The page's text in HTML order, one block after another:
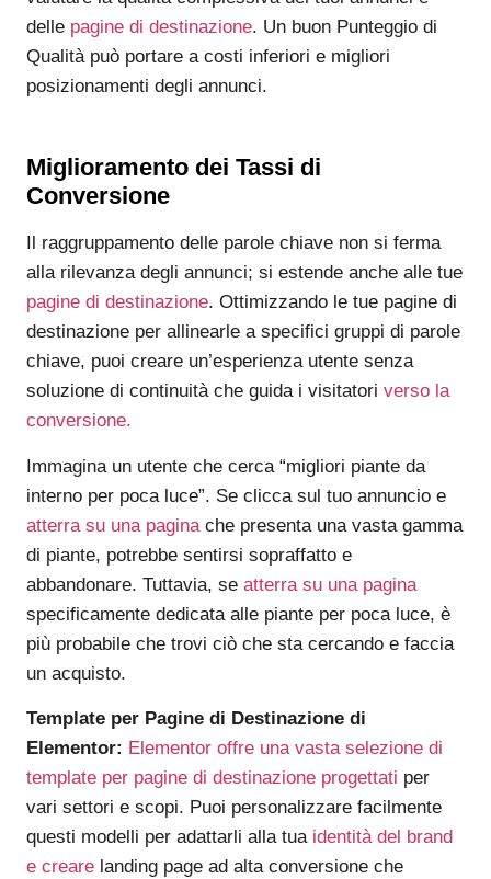
delle pagine di destinazione. Un buon Punteggio di
Qualità può portare a costi inferiori e migliori
posizionamenti degli annunci.
Miglioramento dei Tassi di
Conversione
Il raggruppamento delle parole chiave non si ferma
alla rilevanza degli annunci; si estende anche alle tue
pagine di destinazione. Ottimizzando le tue pagine di
destinazione per allinearle a specifici gruppi di parole
chiave, puoi creare un’esperienza utente senza
soluzione di continuità che guida i visitatori verso la
conversione.
Immagina un utente che cerca “migliori piante da
interno per poca luce”. Se clicca sul tuo annuncio e
atterra su una pagina che presenta una vasta gamma
di piante, potrebbe sentirsi sopraffatto e
abbandonare. Tuttavia, se atterra su una pagina
specificamente dedicata alle piante per poca luce, è
più probabile che trovi ciò che sta cercando e faccia
un acquisto.
Template per Pagine di Destinazione di
Elementor: Elementor offre una vasta selezione di
template per pagine di destinazione progettati per
vari settori e scopi. Puoi personalizzare facilmente
questi modelli per adattarli alla tua identità del brand
e creare landing page ad alta conversione che